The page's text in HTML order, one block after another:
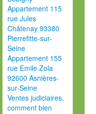
Appartement 115
rue Jules
Châtenay 93380
Pierrefitte-sur-
Seine
Appartement 155
rue Emile Zola
92600 Asnières-
sur-Seine
Ventes judiciaires,
comment bien